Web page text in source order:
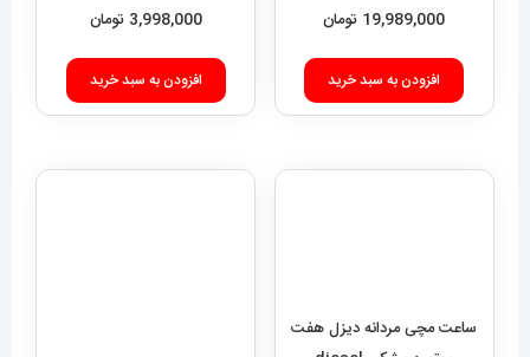
PIGUET ROYAL Oak
19,989,000 تومان
افزودن به سبد خرید
3,998,000 تومان
افزودن به سبد خرید
ساعت مچی مردانه دیزل هفت